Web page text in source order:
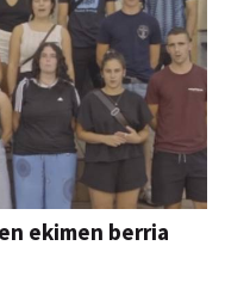
ekimen berria